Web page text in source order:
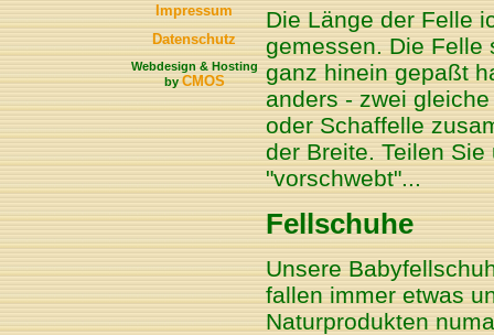
Impressum
Datenschutz
Webdesign & Hosting
byCMOS
Die Länge der Felle
gemessen. Die Felle
ganz hinein gepaßt
anders - zwei
oder Schaffelle
der Breite. Teilen
"vorschwebt"...
Fellschuhe
Unsere
fallen immer etwas
Naturprodukten